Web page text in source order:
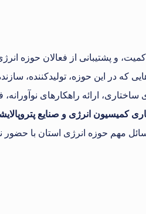
و پشتیبانی از فعالان حوزه
این حوزه، تولیدکننده،
ارائه راهکارهای نوآورانه،
انرژی و صنایع
حوزه انرژی استان با حضور